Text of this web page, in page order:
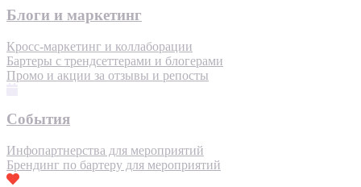
Блоги и маркетинг
Кросс-маркетинг и коллаборации
Бартеры с трендсеттерами и блогерами
Промо и акции за отзывы и репосты
События
Инфопартнерства для мероприятий
Брендинг по бартеру для мероприятий